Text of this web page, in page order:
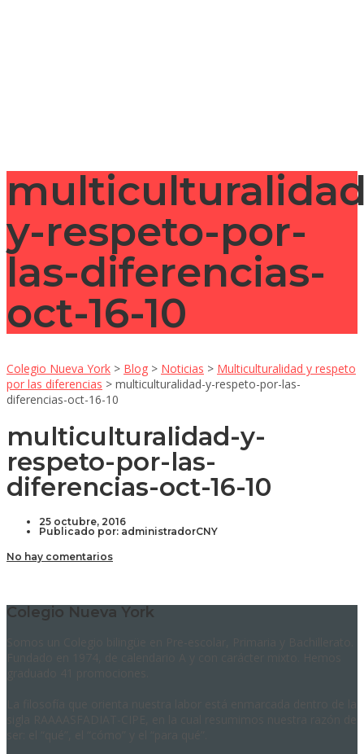
y-respeto-por-
las-diferencias-
oct-16-10
Colegio Nueva York > Blog > Noticias > Multiculturalidad y respeto
por las diferencias > multiculturalidad-y-respeto-por-las-
diferencias-oct-16-10
multiculturalidad-y-
respeto-por-las-
diferencias-oct-16-10
25 octubre, 2016
Publicado por: administradorCNY
No hay comentarios
Colegio Nueva York